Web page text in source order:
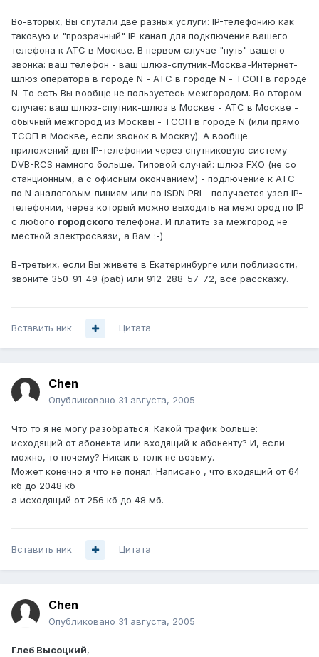
Во-вторых, Вы спутали две разных услуги: IP-телефонию как
таковую и "прозрачный" IP-канал для подключения вашего
телефона к АТС в Москве. В первом случае "путь" вашего
звонка: ваш телефон - ваш шлюз-спутник-Москва-Интернет-
шлюз оператора в городе N - АТС в городе N - ТСОП в городе
N. То есть Вы вообще не пользуетесь межгородом. Во втором
случае: ваш шлюз-спутник-шлюз в Москве - АТС в Москве -
обычный межгород из Москвы - ТСОП в городе N (или прямо
ТСОП в Москве, если звонок в Москву). А вообще
приложений для IP-телефонии через спутниковую систему
DVB-RCS намного больше. Типовой случай: шлюз FXO (не со
станционным, а с офисным окончанием) - подлючение к АТС
по N аналоговым линиям или по ISDN PRI - получается узел IP-
телефонии, через который можно выходить на межгород по IP
с любого городского телефона. И платить за межгород не
местной электросвязи, а Вам :-)
В-третьих, если Вы живете в Екатеринбурге или поблизости,
звоните 350-91-49 (раб) или 912-288-57-72, все расскажу.
Вставить ник Цитата
Chen
Опубликовано 31 августа, 2005
Что то я не могу разобраться. Какой трафик больше:
исходящий от абонента или входящий к абоненту? И, если
можно, то почему? Никак в толк не возьму.
Может конечно я что не понял. Написано , что входящий от 64
кб до 2048 кб
а исходящий от 256 кб до 48 мб.
Вставить ник Цитата
Chen
Опубликовано 31 августа, 2005
Глеб Высоцкий,